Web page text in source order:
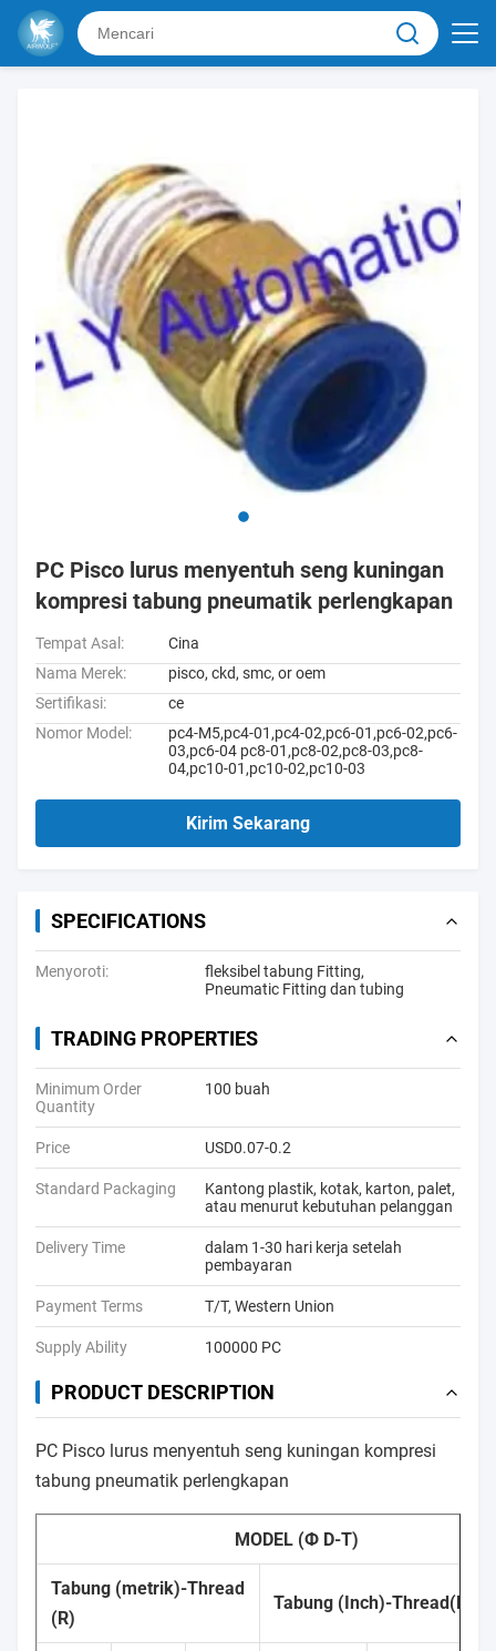
PC Pisco lurus menyentuh seng kuningan
kompresi tabung pneumatik perlengkapan
Tempat Asal:
Cina
Nama Merek:
pisco, ckd, smc, or oem
Sertifikasi:
ce
Nomor Model:
pc4-M5,pc4-01,pc4-02,pc6-01,pc6-02,pc6-
03,pc6-04 pc8-01,pc8-02,pc8-03,pc8-
04,pc10-01,pc10-02,pc10-03
Kirim Sekarang
SPECIFICATIONS
Menyoroti: fleksibel tabung Fitting,
Pneumatic Fitting dan tubing
TRADING PROPERTIES
Minimum Order
Quantity
100 buah
Price USD0.07-0.2
Standard Packaging
Kantong plastik, kotak, karton, palet,
atau menurut kebutuhan pelanggan
Delivery Time
dalam 1-30 hari kerja setelah
pembayaran
Payment Terms T/T, Western Union
Supply Ability 100000 PC
PRODUCT DESCRIPTION
PC Pisco lurus menyentuh seng kuningan kompresi
tabung pneumatik perlengkapan
MODEL (Ф D-T)
Tabung (metrik)-Thread
(R)
Tabung (Inch)-Thread(NPT)